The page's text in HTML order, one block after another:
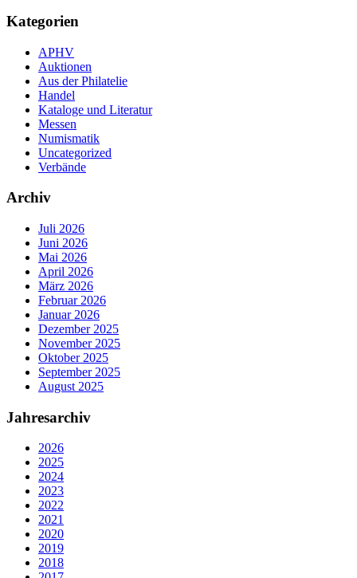
Kategorien
APHV
Auktionen
Aus der Philatelie
Handel
Kataloge und Literatur
Messen
Numismatik
Uncategorized
Verbände
Archiv
Juli 2026
Juni 2026
Mai 2026
April 2026
März 2026
Februar 2026
Januar 2026
Dezember 2025
November 2025
Oktober 2025
September 2025
August 2025
Jahresarchiv
2026
2025
2024
2023
2022
2021
2020
2019
2018